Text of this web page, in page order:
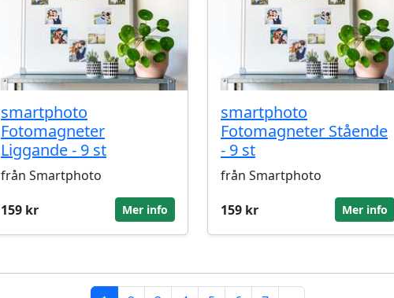
smartphoto
Fotomagneter
Liggande - 9 st
från Smartphoto
159 kr
Mer info
smartphoto
Fotomagneter Stående
- 9 st
från Smartphoto
159 kr
Mer info